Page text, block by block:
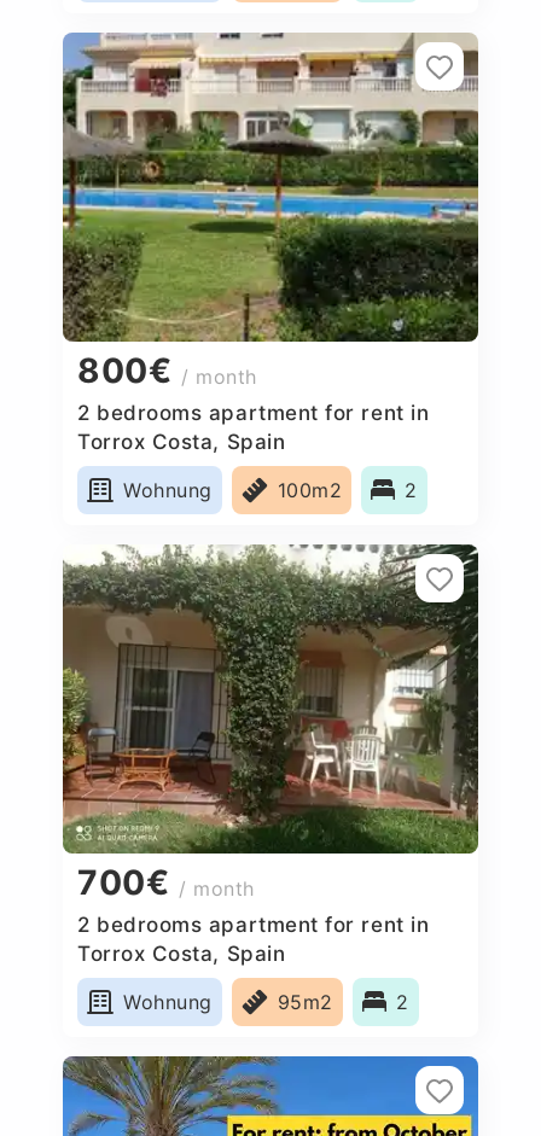
800€ / month
2 bedrooms apartment for rent in
Torrox Costa, Spain
Wohnung
100m2 2
700€ / month
2 bedrooms apartment for rent in
Torrox Costa, Spain
Wohnung
95m2 2